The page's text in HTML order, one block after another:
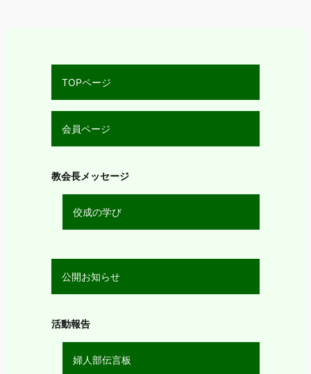
TOPページ
会員ページ
教会長メッセージ
佼成の学び
公開お知らせ
活動報告
婦人部伝言板